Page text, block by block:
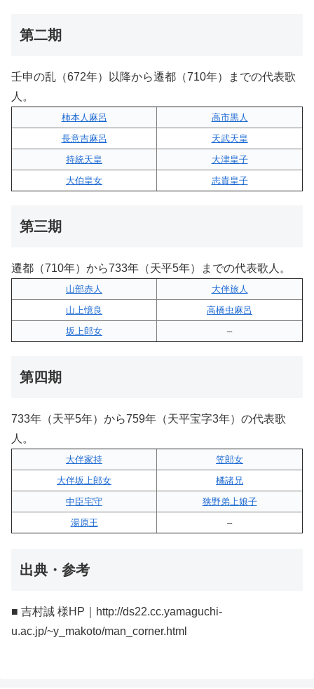
第二期
壬申の乱（672年）以降から遷都（710年）までの代表歌
人。
柿本人麻呂
高市黒人
長意吉麻呂
天武天皇
持統天皇
大津皇子
大伯皇女
志貴皇子
第三期
遷都（710年）から733年（天平5年）までの代表歌人。
山部赤人
大伴旅人
山上憶良
高橋虫麻呂
坂上郎女
–
第四期
733年（天平5年）から759年（天平宝字3年）の代表歌
人。
大伴家持
笠郎女
大伴坂上郎女
橘諸兄
中臣宅守
狭野弟上娘子
湯原王
–
出典・参考
■ 吉村誠 様HP｜http://ds22.cc.yamaguchi-
u.ac.jp/~y_makoto/man_corner.html